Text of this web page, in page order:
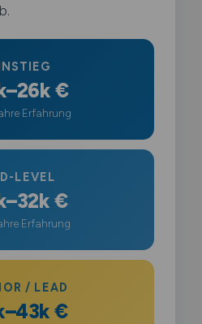
€
Erfahrung
LEVEL
€
Erfahrung
/ LEAD
€